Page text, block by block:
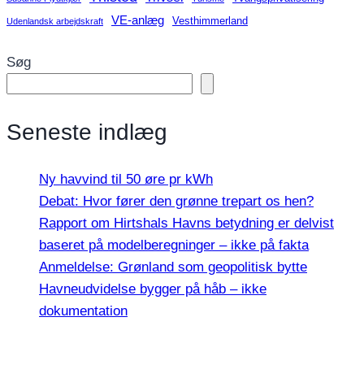
Udenlandsk arbejdskraft VE-anlæg Vesthimmerland
Søg
Seneste indlæg
Ny havvind til 50 øre pr kWh
Debat: Hvor fører den grønne trepart os hen?
Rapport om Hirtshals Havns betydning er delvist
baseret på modelberegninger – ikke på fakta
Anmeldelse: Grønland som geopolitisk bytte
Havneudvidelse bygger på håb – ikke
dokumentation